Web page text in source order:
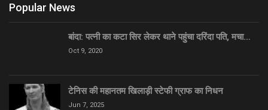
Popular News
बांदा: पत्नी का कटा सिर लेकर थाने पहुंचा दरिंदा पति, मचा…
Oct 9, 2020
टेनिस की महानतम खिलाड़ी स्टेफी ग्राफ का निधन
Jun 7, 2025